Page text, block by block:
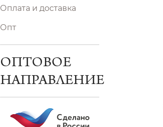
Оплата и доставка
Опт
ОПТОВОЕ
НАПРАВЛЕНИЕ